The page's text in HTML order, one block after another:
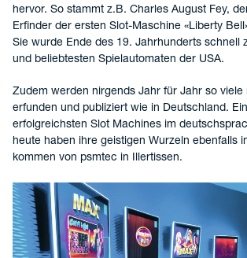
hervor. So stammt z.B. Charles August Fey,
Erfinder der ersten Slot-Maschine «Liberty
Sie wurde Ende des 19. Jahrhunderts schnell
und beliebtesten Spielautomaten der USA.
Zudem werden nirgends Jahr für Jahr so viele
erfunden und publiziert wie in Deutschland.
erfolgreichsten Slot Machines im
heute haben ihre geistigen Wurzeln ebenfalls
kommen von psmtec in Illertissen.